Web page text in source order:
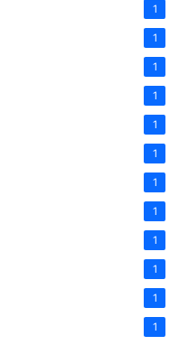
1
1
1
1
1
1
1
1
1
1
1
1